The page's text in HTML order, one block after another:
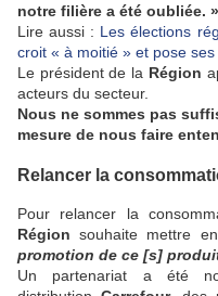
notre filière a été oubliée. »
Lire aussi : Les élections
croit « à moitié » et pose
Le président de la Région
acteurs du secteur.
Nous ne sommes pas
mesure de nous faire
Relancer la
Pour relancer la
Région souhaite mettre
promotion de ce [s]
Un partenariat a été